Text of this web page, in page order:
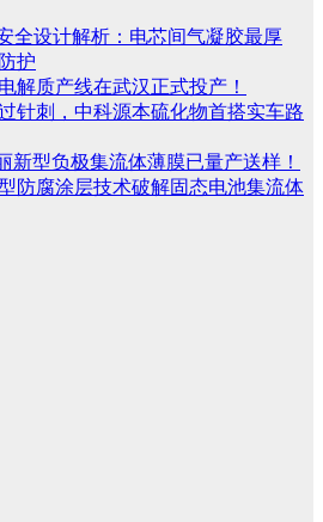
全设计解析：电芯间气凝胶最厚
护
解质产线在武汉正式投产！
针刺，中科源本硫化物首搭实车路
新型负极集流体薄膜已量产送样！
防腐涂层技术破解固态电池集流体